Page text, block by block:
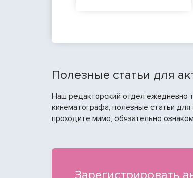
Полезные статьи для
Наш редакторский отдел ежедневно
кинематографа, полезные статьи
проходите мимо, обязательно